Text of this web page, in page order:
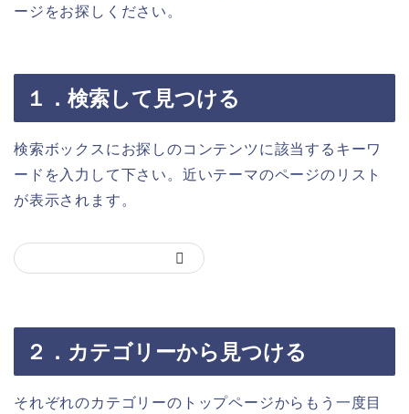
ージをお探しください。
１．検索して見つける
検索ボックスにお探しのコンテンツに該当するキーワ
ードを入力して下さい。近いテーマのページのリスト
が表示されます。
２．カテゴリーから見つける
それぞれのカテゴリーのトップページからもう一度目